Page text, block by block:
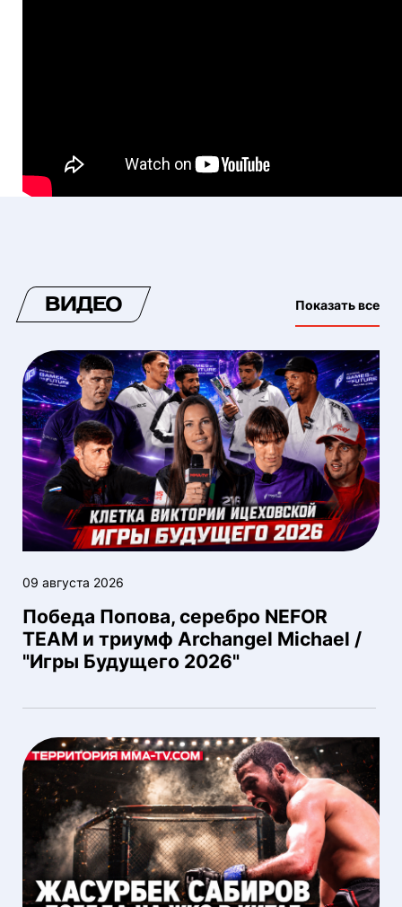
ВИДЕО Показать все
09 августа 2026
Победа Попова, серебро NEFOR
TEAM и триумф Archangel Michael /
"Игры Будущего 2026"